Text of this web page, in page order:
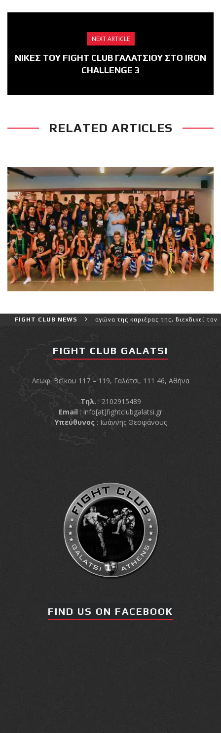
NEXT ARTICLE
ΝΙΚΕΣ ΤΟΥ FIGHT CLUB ΓΑΛΑΤΣΙΟΥ ΣΤΟ IRON
CHALLENGE 3
RELATED ARTICLES
FIGHT CLUB NEWS
και πιο δύσκολο αγώνα της καριέρας της, διεκδικεί τον
FIGHT CLUB GALATSI
Λεωφ. Βεϊκου 117 – 119, Γαλάτσι, 111 46, Αθήνα
Τηλ. : 2102915489
Email :info[at]fightclubgalatsi.gr
Υπεύθυνος: Ιωάννης Θεοφάνους
FIND US ON FACEBOOK